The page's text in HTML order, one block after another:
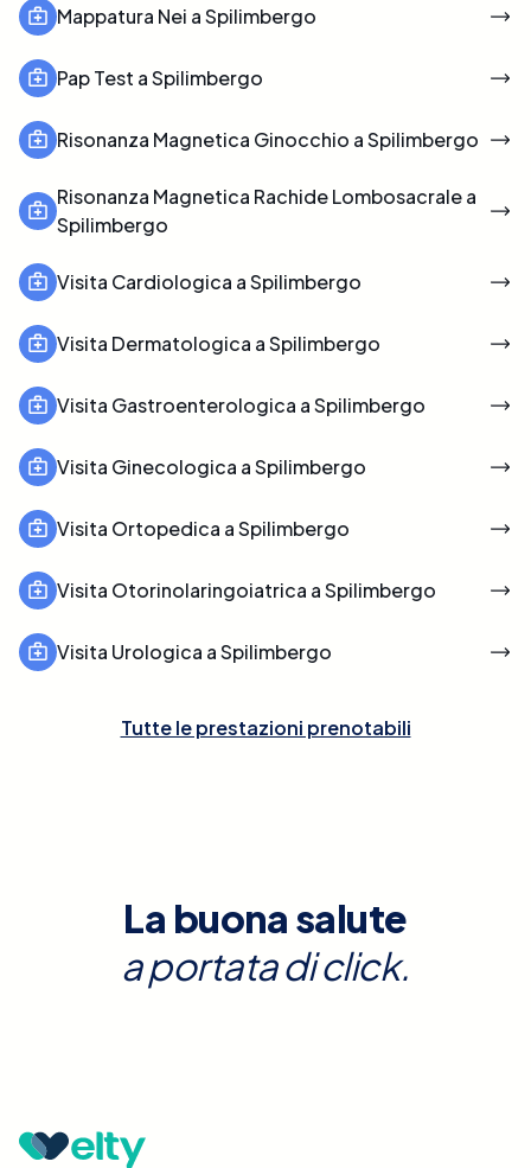
Mappatura Nei a Spilimbergo
Pap Test a Spilimbergo
Risonanza Magnetica Ginocchio a Spilimbergo
Risonanza Magnetica Rachide Lombosacrale a
Spilimbergo
Visita Cardiologica a Spilimbergo
Visita Dermatologica a Spilimbergo
Visita Gastroenterologica a Spilimbergo
Visita Ginecologica a Spilimbergo
Visita Ortopedica a Spilimbergo
Visita Otorinolaringoiatrica a Spilimbergo
Visita Urologica a Spilimbergo
Tutte le prestazioni prenotabili
La buona salute
a portata di click.